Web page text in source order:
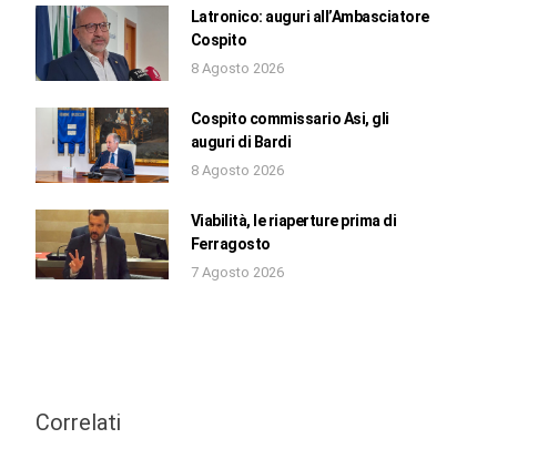
Latronico: auguri all’Ambasciatore
Cospito
8 Agosto 2026
Cospito commissario Asi, gli
auguri di Bardi
8 Agosto 2026
Viabilità, le riaperture prima di
Ferragosto
7 Agosto 2026
Correlati